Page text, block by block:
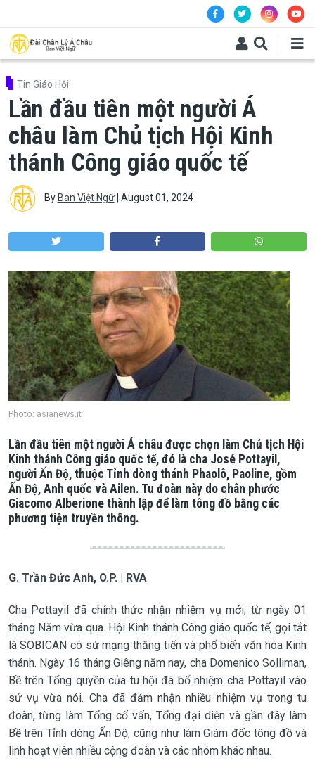
Tin Giáo Hội
Lần đầu tiên một người Á
châu làm Chủ tịch Hội Kinh
thánh Công giáo quốc tế
By Ban Việt Ngữ| August 01, 2024
Photo: asianews.it
Lần đầu tiên một người Á châu được chọn làm Chủ tịch Hội
Kinh thánh Công giáo quốc tế, đó là cha José Pottayil ,
người Ấn Độ, thuộc Tỉnh dòng thánh Phaolô, Paoline, gồm
Ấn Độ, Anh quốc và Ailen. Tu đoàn này do chân phước
Giacomo Alberione thành lập để làm tông đồ bằng các
phương tiện truyền thông.
G. Trần Đức Anh, O.P. | RVA
Cha Pottayil đã chính thức nhận nhiệm vụ mới, từ ngày 01
tháng Năm vừa qua. Hội Kinh thánh Công giáo quốc tế, gọi tắt
là SOBICAN có sứ mạng thăng tiến và phổ biến văn hóa Kinh
thánh. Ngày 16 tháng Giêng năm nay, cha Domenico Solliman,
Bề trên Tổng quyền của tu hội đã bổ nhiệm cha Pottayil vào
sứ vụ vừa nói. Cha đã đảm nhận nhiều nhiệm vụ trong tu
đoàn, từng làm Tổng cố vấn, Tổng đại diện và gần đây làm
Bề trên Tỉnh dòng Ấn Độ, cũng như làm Giám đốc tông đồ và
linh hoạt viên nhiều cộng đoàn và các nhóm khác nhau.